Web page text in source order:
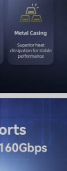
理でき、効率
メンテーショ
日の高負荷
す。
御
タリング、
トワークを保